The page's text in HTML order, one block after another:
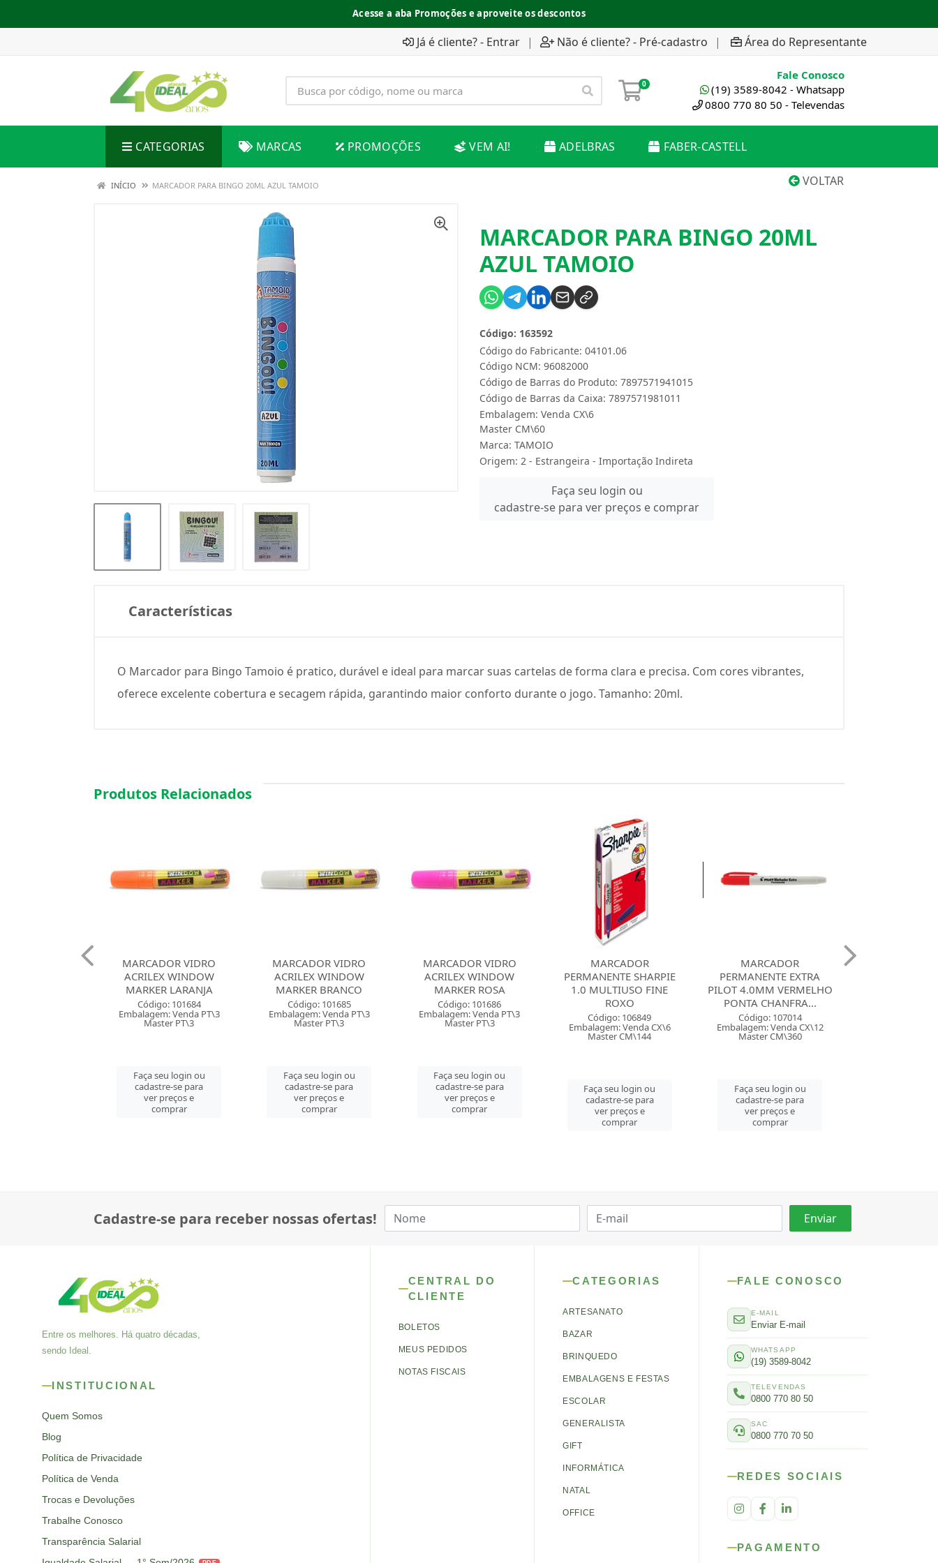
Acesse a aba Promoções e aproveite os descontos
Já é cliente? - Entrar | Não é cliente? - Pré-cadastro | Área do Representante
0
Fale Conosco
(19) 3589-8042 - Whatsapp
0800 770 80 50 - Televendas
CATEGORIAS MARCAS PROMOÇÕES VEM AI! ADELBRAS FABER-CASTELL
VOLTAR
INÍCIO MARCADOR PARA BINGO 20ML AZUL TAMOIO
MARCADOR PARA BINGO 20ML
AZUL TAMOIO
Código do Fabricante: 04101.06
Código: 163592
Código NCM: 96082000
Código de Barras do Produto: 7897571941015
Código de Barras da Caixa: 7897571981011
Embalagem: Venda CX\6
Master CM\60
Marca: TAMOIO
Origem: 2 - Estrangeira - Importação Indireta
Faça seu login ou
cadastre-se para ver preços e comprar
Características
O Marcador para Bingo Tamoio é pratico, durável e ideal para marcar suas cartelas de forma clara e precisa. Com cores vibrantes,
oferece excelente cobertura e secagem rápida, garantindo maior conforto durante o jogo. Tamanho: 20ml.
Produtos Relacionados
MARCADOR VIDRO
ACRILEX WINDOW
MARKER BRANCO
Código: 101685
Embalagem: Venda PT\3
Master PT\3
Faça seu login ou
cadastre-se para
ver preços e
comprar
MARCADOR VIDRO
ACRILEX WINDOW
MARKER ROSA
Código: 101686
Embalagem: Venda PT\3
Master PT\3
Faça seu login ou
cadastre-se para
ver preços e
comprar
MARCADOR
PERMANENTE SHARPIE
1.0 MULTIUSO FINE
ROXO
Código: 106849
Embalagem: Venda CX\6
Faça seu login ou
cadastre-se para
ver preços e
MARCADOR
PERMANENTE EXTRA
PILOT 4.0MM VERMELHO
PONTA CHANFRA...
Código: 107014
Embalagem: Venda CX\12
Master CM\360
Faça seu login ou
cadastre-se para
ver preços e
comprar
PINCEL ATOMICO 1100-P
PILOT SM AZUL
Código: 116409
Embalagem: Venda CT\1
Master CM\24
cadastre-se para
ver preços e
comprar
Cadastre-se para receber nossas ofertas!
Entre os melhores. Há quatro décadas,
sendo Ideal.
INSTITUCIONAL
Quem Somos
Blog
Política de Privacidade
Política de Venda
Trocas e Devoluções
Trabalhe Conosco
Transparência Salarial
CENTRAL DO
CLIENTE
BOLETOS
MEUS PEDIDOS
NOTAS FISCAIS
CATEGORIAS
ARTESANATO
BAZAR
BRINQUEDO
EMBALAGENS E FESTAS
ESCOLAR
GENERALISTA
GIFT
INFORMÁTICA
NATAL
OFFICE
FALE CONOSCO
E-MAIL
Enviar E-mail
WHATSAPP
(19) 3589-8042
TELEVENDAS
0800 770 80 50
SAC
0800 770 70 50
REDES SOCIAIS
PAGAMENTO